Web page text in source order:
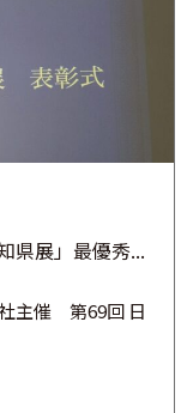
県展」最優秀...
主催 第69回 日